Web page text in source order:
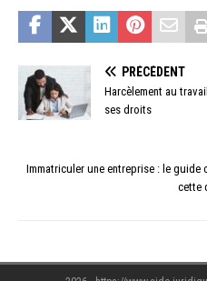
PRÉCÉDENT
Harcèlement au
ses droits
Immatriculer une entreprise : le guide
cette